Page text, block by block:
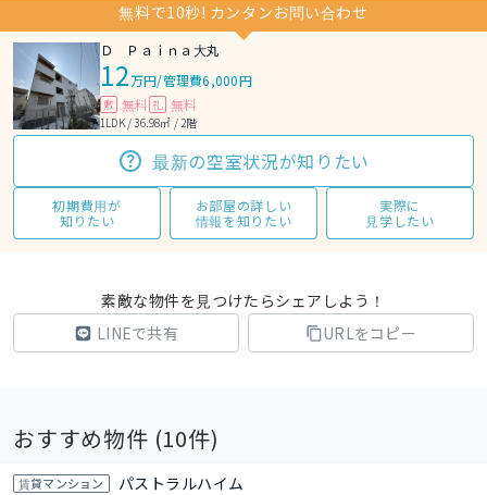
無料で10秒! カンタンお問い合わせ
Ｄ Ｐａｉｎａ大丸
12万円/管理費6,000円
敷 無料 礼 無料
1LDK / 36.98㎡ / 2階
最新の空室状況が知りたい
初期費用が
知りたい
お部屋の詳しい
情報を知りたい
実際に
見学したい
素敵な物件を見つけたらシェアしよう！
LINEで共有
URLをコピー
おすすめ物件 (10件)
賃貸マンション パストラルハイム